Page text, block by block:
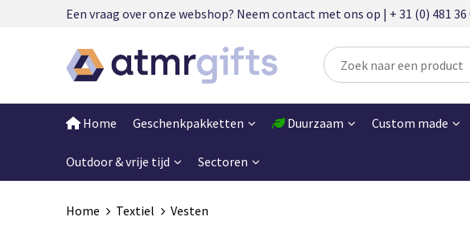
Een vraag over onze webshop? Neem contact met ons op | + 31 (0) 481
Home Geschenkpakketten Duurzaam Custom made
Outdoor & vrije tijd Sectoren
Home Textiel Vesten